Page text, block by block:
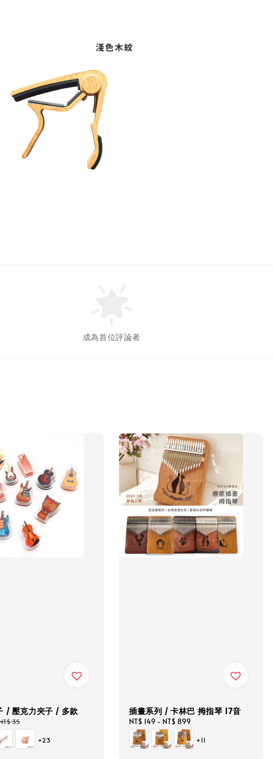
成為首位評論者
/ 壓克力夾子 / 多款
35
+23
插畫系列 / 卡林巴 拇指琴 17音
Regular
price
NT$ 149 - NT$ 899
+11